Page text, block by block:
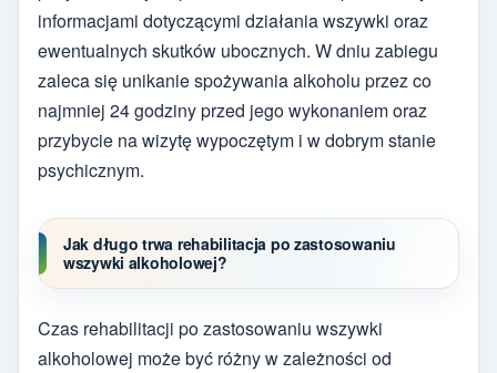
informacjami dotyczącymi działania wszywki oraz
ewentualnych skutków ubocznych. W dniu zabiegu
zaleca się unikanie spożywania alkoholu przez co
najmniej 24 godziny przed jego wykonaniem oraz
przybycie na wizytę wypoczętym i w dobrym stanie
psychicznym.
Jak długo trwa rehabilitacja po zastosowaniu
wszywki alkoholowej?
Czas rehabilitacji po zastosowaniu wszywki
alkoholowej może być różny w zależności od